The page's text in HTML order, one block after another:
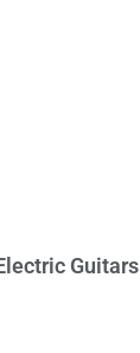
Guitars